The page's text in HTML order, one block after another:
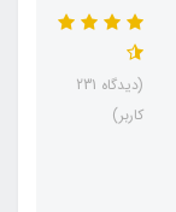
(دیدگاه 231
کاربر)